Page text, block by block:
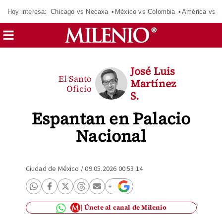
Hoy interesa: Chicago vs Necaxa México vs Colombia América vs
Espantan en Palacio
Nacional
El Santo
Oficio
José Luis
Martínez
S.
Ciudad de México /09.05.2026 00:53:14
Únete al canal de Milenio